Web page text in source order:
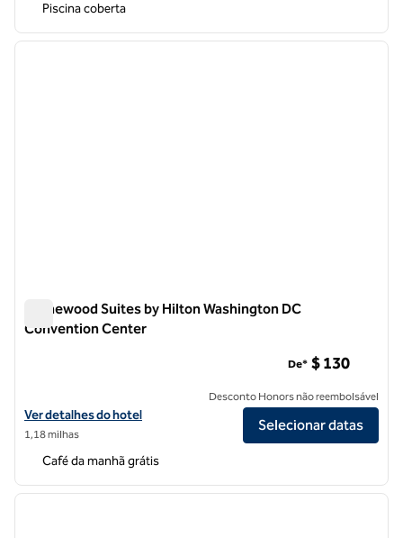
Piscina coberta
1 de 12
Homewood Suites by Hilton Washington DC
Convention Center
Exibir detalhes do hotel Homewood Suites by Hilton Washington
Ver detalhes do hotel
1,18 milhas
De* $ 130
Desconto Honors não reembolsável
Selecionar datas
Café da manhã grátis
1 de 12